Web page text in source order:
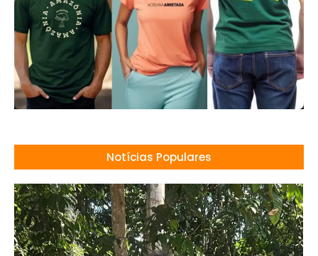
Notícias Populares